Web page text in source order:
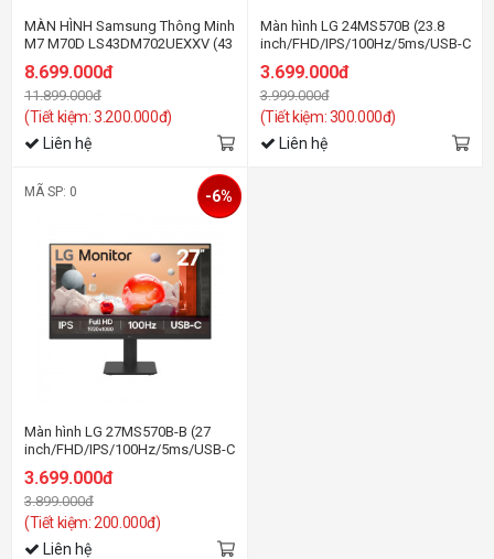
MÀN HÌNH Samsung Thông Minh
M7 M70D LS43DM702UEXXV (43
inch/UHD/VA/60Hz/4ms/loa)
8.699.000đ
11.899.000đ
(Tiết kiệm: 3.200.000đ)
Liên hệ
Màn hình LG 24MS570B (23.8
inch/FHD/IPS/100Hz/5ms/USB-C
65W/loa)
3.699.000đ
3.999.000đ
(Tiết kiệm: 300.000đ)
Liên hệ
MÃ SP: 0
Màn hình LG 27MS570B-B (27
inch/FHD/IPS/100Hz/5ms/USB-C
3.699.000đ
3.899.000đ
(Tiết kiệm: 200.000đ)
-6%
Liên hệ